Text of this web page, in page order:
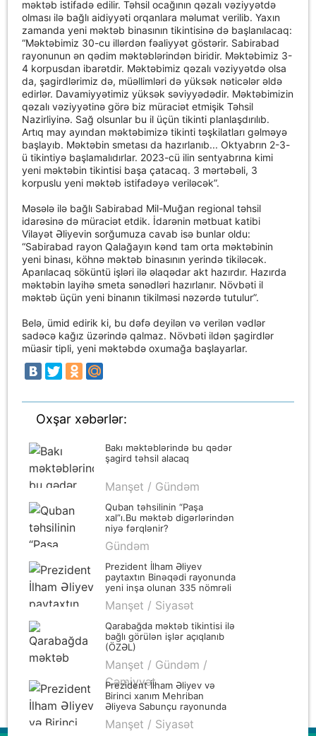
məktəb istifadə edilir. Təhsil ocağının qəzalı vəziyyətdə
olması ilə bağlı aidiyyəti orqanlara məlumat verilib. Yaxın
zamanda yeni məktəb binasının tikintisinə də başlanılacaq:
“Məktəbimiz 30-cu illərdən fəaliyyət göstərir. Sabirabad
rayonunun ən qədim məktəblərindən biridir. Məktəbimiz 3-
4 korpusdan ibarətdir. Məktəbimiz qəzalı vəziyyətdə olsa
da, şagirdlərimiz də, müəllimləri də yüksək nəticələr əldə
edirlər. Davamiyyətimiz yüksək səviyyədədir. Məktəbimizin
qəzalı vəziyyətinə görə biz müraciət etmişik Təhsil
Nazirliyinə. Sağ olsunlar bu il üçün tikinti planlaşdırılıb.
Artıq may ayından məktəbimizə tikinti təşkilatları gəlməyə
başlayıb. Məktəbin smetası da hazırlanıb... Oktyabrın 2-3-
ü tikintiyə başlamalıdırlar. 2023-cü ilin sentyabrına kimi
yeni məktəbin tikintisi başa çatacaq. 3 mərtəbəli, 3
korpuslu yeni məktəb istifadəyə veriləcək”.
Məsələ ilə bağlı Sabirabad Mil-Muğan regional təhsil
idarəsinə də müraciət etdik. İdarənin mətbuat katibi
Vilayət Əliyevin sorğumuza cavab isə bunlar oldu:
“Sabirabad rayon Qalağayın kənd tam orta məktəbinin
yeni binası, köhnə məktəb binasının yerində tikiləcək.
Aparılacaq söküntü işləri ilə əlaqədar akt hazırdır. Hazırda
məktəbin layihə smeta sənədləri hazırlanır. Növbəti il
məktəb üçün yeni binanın tikilməsi nəzərdə tutulur”.
Belə, ümid edirik ki, bu dəfə deyilən və verilən vədlər
sadəcə kağız üzərində qalmaz. Növbəti ildən şagirdlər
müasir tipli, yeni məktəbdə oxumağa başlayarlar.
Oxşar xəbərlər:
Bakı məktəblərində bu qədər
şagird təhsil alacaq
Manşet / Gündəm
Quban təhsilinin “Paşa
xal”ı.Bu məktəb digərlərindən
niyə fərqlənir?
Gündəm
Prezident İlham Əliyev
paytaxtın Binəqədi rayonunda
yeni inşa olunan 335 nömrəli
edib
Manşet / Siyasət
Qarabağda məktəb tikintisi ilə
bağlı görülən işlər açıqlanıb
(ÖZƏL)
Manşet / Gündəm /
Cəmiyyət
Prezident İlham Əliyev və
Birinci xanım Mehriban
Əliyeva Sabunçu rayonunda
iştirak ediblər
Manşet / Siyasət